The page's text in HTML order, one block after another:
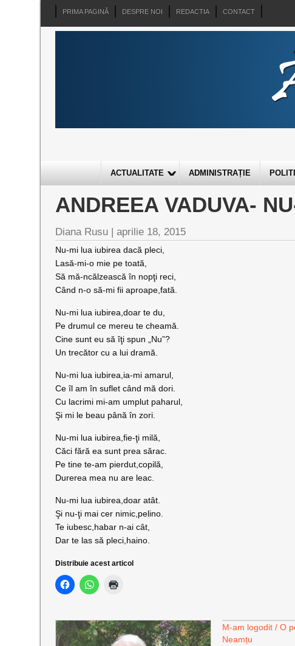
PRIMA PAGINĂ DESPRE NOI REDACTIA CONTACT
ACTUALITATE ADMINISTRAȚIE
ANDREEA VADUVA-
Diana Rusu |aprilie 18, 2015
Nu-mi lua iubirea dacă pleci,
Lasă-mi-o mie pe toată,
Să mă-ncălzească în nopţi reci,
Când n-o să-mi fii aproape,fată.
Nu-mi lua iubirea,doar te du,
Pe drumul ce mereu te cheamă.
Cine sunt eu să îţi spun „Nu”?
Un trecător cu a lui dramă.
Nu-mi lua iubirea,ia-mi amarul,
Ce îl am în suflet când mă dori.
Cu lacrimi mi-am umplut paharul,
Şi mi le beau până în zori.
Nu-mi lua iubirea,fie-ţi milă,
Căci fără ea sunt prea sărac.
Pe tine te-am pierdut,copilă,
Durerea mea nu are leac.
Nu-mi lua iubirea,doar atât.
Şi nu-ţi mai cer nimic,pelino.
Te iubesc,habar n-ai cât,
Dar te las să pleci,haino.
Distribuie acest articol
M-am logodit / O
Neamțu